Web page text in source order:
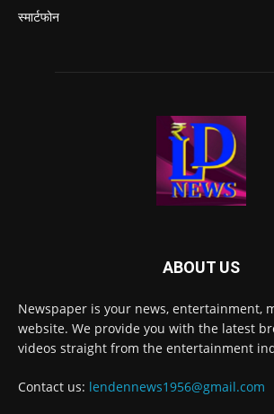
स्मार्टफोन
ABOUT US
Newspaper is your news, entertainment,
website. We provide you with the latest
videos straight from the entertainment
Contact us: lendennews1956@gmail.com